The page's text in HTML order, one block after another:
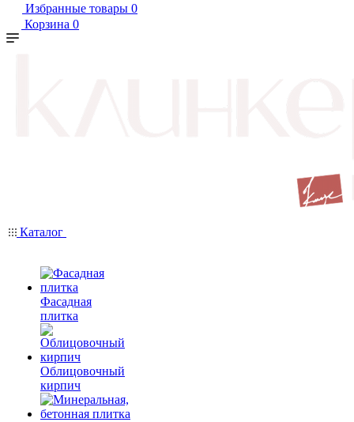
Избранные товары 0
Корзина 0
Каталог
Фасадная
плитка
Облицовочный
кирпич